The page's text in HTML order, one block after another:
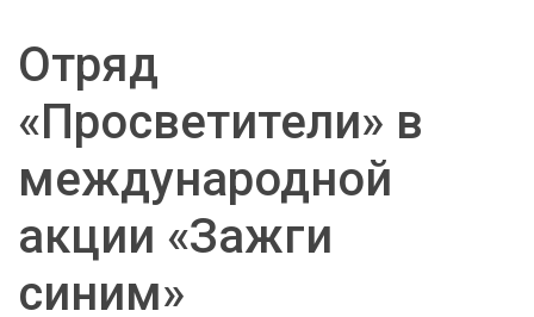
Отряд
«Просветители» в
международной
акции «Зажги
синим»